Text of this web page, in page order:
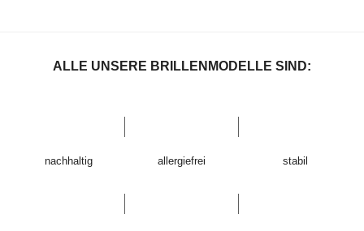
ALLE UNSERE BRILLENMODELLE SIND:
nachhaltig allergiefrei stabil